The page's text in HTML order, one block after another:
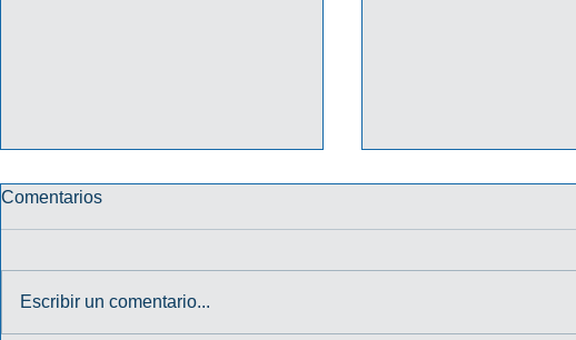
Comentarios
Escribir un comentario...